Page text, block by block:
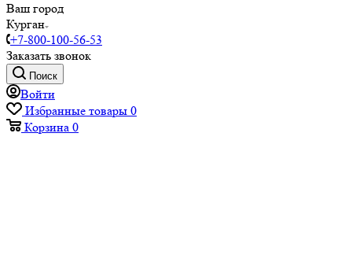
Ваш город
Курган
+7-800-100-56-53
Заказать звонок
Поиск
Войти
Избранные товары 0
Корзина 0